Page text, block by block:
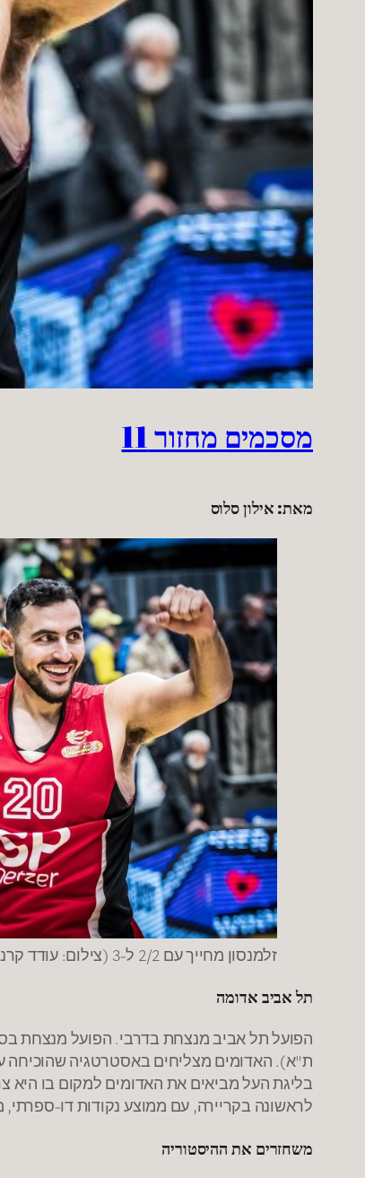
מסכמים מחזור 11
מאת: אילון סלוס
זלמנסון מחייך עם 2/2 ל-3 (צילום: עודד קרני/מנהלת הליגה)
תל אביב אדומה
ת"א). האדומים מצליחים באסטרטגיה שהוכיחה
לראשונה בקריירה, עם ממוצע נקודות דו-ספרתי, ממוצע
משחזרים את ההיסטוריה